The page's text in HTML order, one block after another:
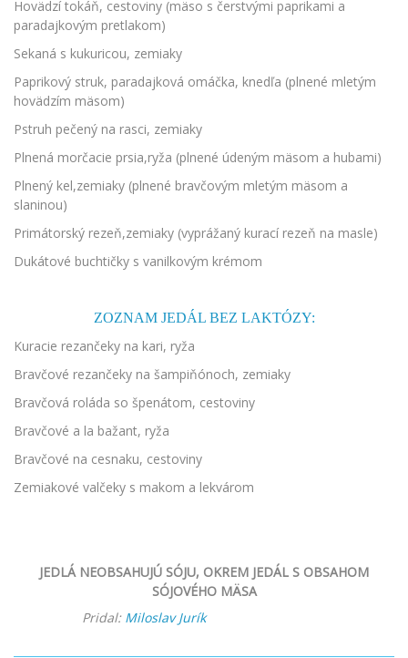
Hovädzí tokáň, cestoviny (mäso s čerstvými paprikami a
paradajkovým pretlakom)
Sekaná s kukuricou, zemiaky
Paprikový struk, paradajková omáčka, knedľa (plnené mletým
hovädzím mäsom)
Pstruh pečený na rasci, zemiaky
Plnená morčacie prsia,ryža (plnené údeným mäsom a hubami)
Plnený kel,zemiaky (plnené bravčovým mletým mäsom a
slaninou)
Primátorský rezeň,zemiaky (vyprážaný kurací rezeň na masle)
Dukátové buchtičky s vanilkovým krémom
ZOZNAM JEDÁL BEZ LAKTÓZY:
Kuracie rezančeky na kari, ryža
Bravčové rezančeky na šampiňónoch, zemiaky
Bravčová roláda so špenátom, cestoviny
Bravčové a la bažant, ryža
Bravčové na cesnaku, cestoviny
Zemiakové valčeky s makom a lekvárom
JEDLÁ NEOBSAHUJÚ SÓJU, OKREM JEDÁL S OBSAHOM
SÓJOVÉHO MÄSA
Pridal: Miloslav Jurík